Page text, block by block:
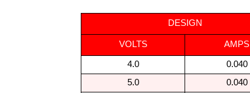
DESIGN
VOLTS AMPS
4.0 0.040
5.0
0.040